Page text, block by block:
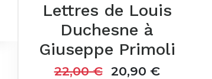
Lettres de Louis
Duchesne à
Giuseppe Primoli
22,00€ 20,90 €